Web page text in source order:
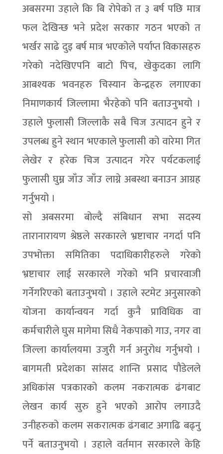
अबसरमा उहाले कि बि रोपेको त ३ बर्ष पछि मात्र
फल देखिन्छ भने प्रदेश सरकार गठन भएको त
भर्खर साढे दुइ बर्ष मात्र भएकोले पर्याप्त विकासहरु
गरेको नदेखिएपनि बाटो पिच, खेकुदका लागि
आबश्यक भवनहरु चिस्यान केन्द्रहरु लगाएका
निमाणकार्य जिल्लामा भैरहेको पनि बताउनुभयो ।
उहाले फुलासी जिल्लाकै सबै चिज उत्पादन हुने र
उपलब्ध हुने स्थान भएकाले फुलासी को वारेमा गित
लेखेर र हरेक चिज उत्पादन गरेर पर्यटकलाई
फुलासी घुम्न जाँउ जाँउ लाग्ने अबस्था बनाउन आग्रह
गर्नुभयो ।
सो अबसरमा बोल्दै संबिधान सभा सदस्य
तारानारायण श्रेष्ठले सरकारले भ्रष्टाचार नगर्दा पनि
उपभोक्ता समितिका पदाधिकारीहरुले गरेको
भ्रष्टाचार लाई सरकारले गरेको भनि प्रचारवाजी
गर्नेगरिएको बताउनुभयो । उहाले स्टमेट अनुसारको
योजना कार्यान्वयन गर्दा कुनै प्राविधिक वा
कर्मचारीले घुस मागेमा सिधै नेकपाको गाउ, नगर वा
जिल्ला कार्यालयमा उजुरी गर्न अनुरोध गर्नुभयो ।
बागमती प्रदेशका सांसद शान्ति प्रसाद पौडेलले
अधिकांस पत्रकारको कलम नकरात्मक ढंगबाट
लेखन कार्य सुरु हुने भएको आरोप लगाउदै
उनीहरुको कलम सकरात्मक ढंगबाट अगाढि बढ्नु
पर्ने बताउनुभयो । उहाले वर्तमान सरकारले केहि